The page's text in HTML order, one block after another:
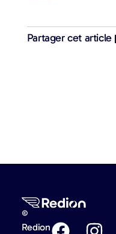
Partager cet article
©
Redion